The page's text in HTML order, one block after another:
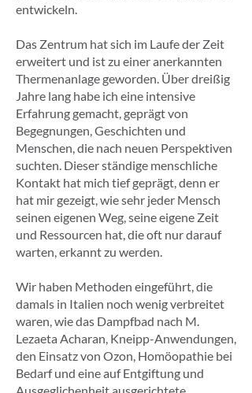
entwickeln.
Das Zentrum hat sich im Laufe der Zeit
erweitert und ist zu einer anerkannten
Thermenanlage geworden. Über dreißig
Jahre lang habe ich eine intensive
Erfahrung gemacht, geprägt von
Begegnungen, Geschichten und
Menschen, die nach neuen Perspektiven
suchten. Dieser ständige menschliche
Kontakt hat mich tief geprägt, denn er
hat mir gezeigt, wie sehr jeder Mensch
seinen eigenen Weg, seine eigene Zeit
und Ressourcen hat, die oft nur darauf
warten, erkannt zu werden.
Wir haben Methoden eingeführt, die
damals in Italien noch wenig verbreitet
waren, wie das Dampfbad nach M.
Lezaeta Acharan, Kneipp-Anwendungen,
den Einsatz von Ozon, Homöopathie bei
Bedarf und eine auf Entgiftung und